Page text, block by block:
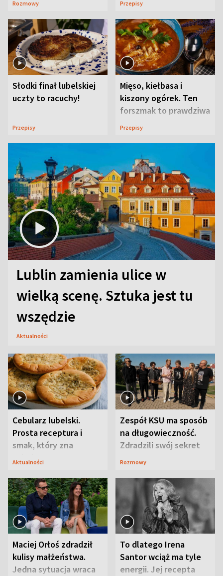
Rozmowy Przepisy
Słodki finał lubelskiej
uczty to racuchy!
Przepisy
Mięso, kiełbasa i
kiszony ogórek. Ten
forszmak to prawdziwa
uczta
Przepisy
Lublin zamienia ulice w
wielką scenę. Sztuka jest tu
wszędzie
Aktualności
Cebularz lubelski.
Prosta receptura i
smak, który zna
Lubelszczyzna
Aktualności
Zespół KSU ma sposób
na długowieczność.
Zdradzili swój sekret
Rozmowy
Maciej Orłoś zdradził
kulisy małżeństwa.
Jedna sytuacja wraca
To dlatego Irena
Santor wciąż ma tyle
energii. Jej recepta